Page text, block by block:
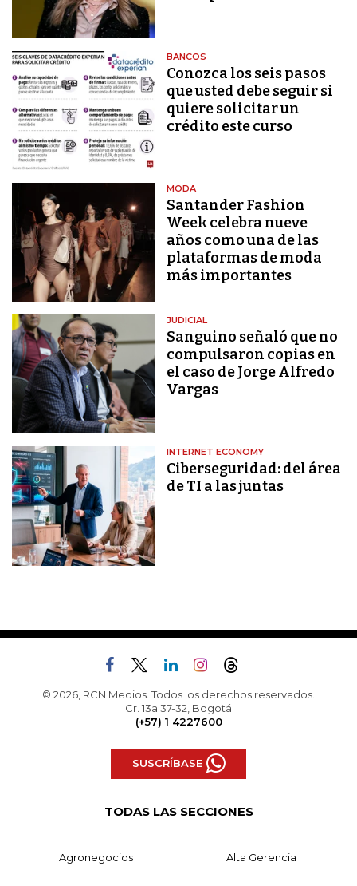
BANCOS
Conozca los seis pasos
que usted debe seguir si
quiere solicitar un
crédito este curso
MODA
Santander Fashion
Week celebra nueve
años como una de las
plataformas de moda
más importantes
JUDICIAL
Sanguino señaló que no
compulsaron copias en
el caso de Jorge Alfredo
Vargas
INTERNET ECONOMY
Ciberseguridad: del área
de TI a las juntas
© 2026, RCN Medios. Todos los derechos reservados.
Cr. 13a 37-32, Bogotá
(+57) 1 4227600
SUSCRÍBASE
TODAS LAS SECCIONES
Agronegocios Alta Gerencia